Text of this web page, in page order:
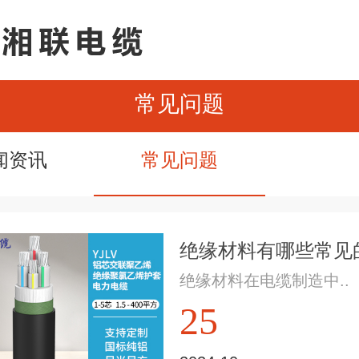
常见问题
资讯 常见问题
绝缘材料有哪些常见
绝缘材料在电缆制造中..
25